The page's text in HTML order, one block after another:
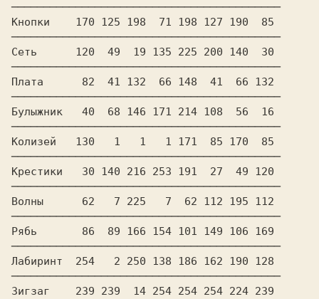
──────────────────────────────────────────
Кнопки    170 125 198  71 198 127 190  85
──────────────────────────────────────────
Сеть      120  49  19 135 225 200 140  30
──────────────────────────────────────────
Плата      82  41 132  66 148  41  66 132
──────────────────────────────────────────
Булыжник   40  68 146 171 214 108  56  16
──────────────────────────────────────────
Колизей   130   1   1   1 171  85 170  85
──────────────────────────────────────────
Крестики   30 140 216 253 191  27  49 120
──────────────────────────────────────────
Волны      62   7 225   7  62 112 195 112
──────────────────────────────────────────
Рябь       86  89 166 154 101 149 106 169
──────────────────────────────────────────
Лабиринт  254   2 250 138 186 162 190 128
──────────────────────────────────────────
Зигзаг    239 239  14 254 254 254 224 239